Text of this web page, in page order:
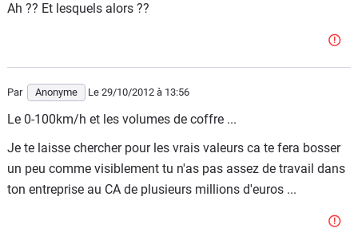
Ah ?? Et lesquels alors ??
Par Anonyme Le 29/10/2012 à 13:56
Le 0-100km/h et les volumes de coffre ...
Je te laisse chercher pour les vrais valeurs ca te fera bosser
un peu comme visiblement tu n'as pas assez de travail dans
ton entreprise au CA de plusieurs millions d'euros ...